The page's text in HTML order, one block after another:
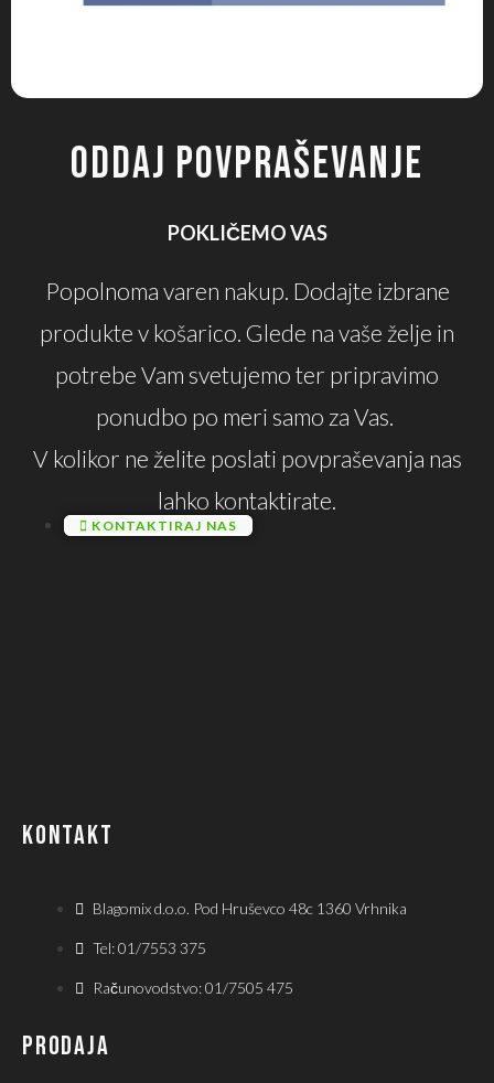
ODDAJ POVPRAŠEVANJE
POKLIČEMO VAS
Popolnoma varen nakup. Dodajte izbrane
produkte v košarico. Glede na vaše želje in
potrebe Vam svetujemo ter pripravimo
ponudbo po meri samo za Vas.
V kolikor ne želite poslati povpraševanja nas
lahko kontaktirate.
KONTAKTIRAJ NAS
KONTAKT
Blagomix d.o.o. Pod Hruševco 48c 1360 Vrhnika
Tel: 01/7553 375
Računovodstvo: 01/7505 475
PRODAJA